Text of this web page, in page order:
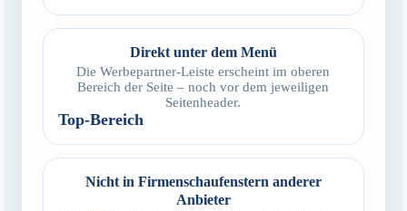
Direkt unter dem Menü
Die Werbepartner-Leiste erscheint im oberen
Bereich der Seite – noch vor dem jeweiligen
Seitenheader.
Top-Bereich
Nicht in Firmenschaufenstern anderer
Anbieter